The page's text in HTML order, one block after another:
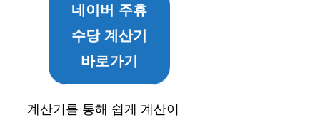
네이버 주휴
수당 계산기
바로가기
계산기를 통해 쉽게 계산이